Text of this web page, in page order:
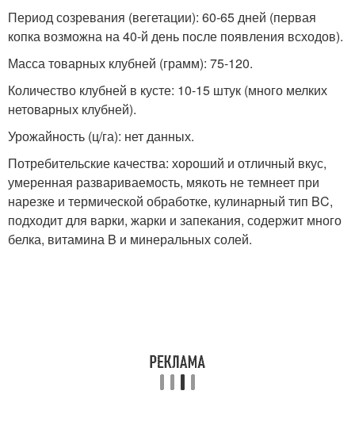
Период созревания (вегетации): 60-65 дней (первая
копка возможна на 40-й день после появления всходов).
Масса товарных клубней (грамм): 75-120.
Количество клубней в кусте: 10-15 штук (много мелких
нетоварных клубней).
Урожайность (ц/га): нет данных.
Потребительские качества: хороший и отличный вкус,
умеренная развариваемость, мякоть не темнеет при
нарезке и термической обработке, кулинарный тип BC,
подходит для варки, жарки и запекания, содержит много
белка, витамина B и минеральных солей.